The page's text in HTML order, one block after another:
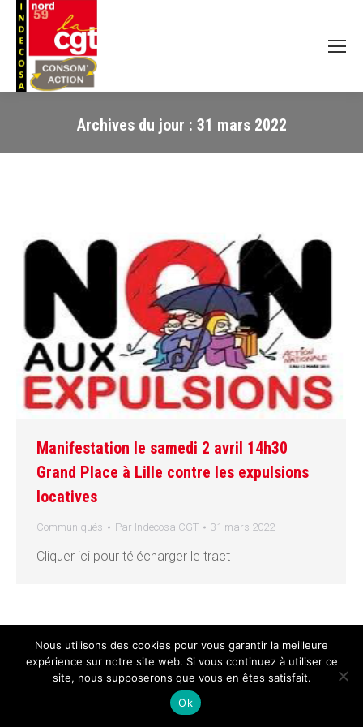
Archives du jour : 31 mars 2022
Manifestation le samedi 2 avril 14h30
Grand Place à Lille contre les expulsions
locatives
Communiqués Par Indecosa CGT 31 mars 2022
Cliquer ici pour télécharger le tract
Nous utilisons des cookies pour vous garantir la meilleure
expérience sur notre site web. Si vous continuez à utiliser ce
site, nous supposerons que vous en êtes satisfait.
Ok